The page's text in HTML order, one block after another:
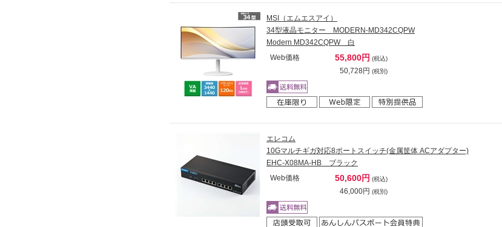
MSI（エムエスアイ）
34型液晶モニター MODERN-MD342CQPW
Modern MD342CQPW 白
Web価格
55,800円 (税込)
50,728円 (税別)
エレコム
10Gマルチギガ対応8ポートスイッチ(金属筐体 ACアダプター)
EHC-X08MA-HB ブラック
Web価格
50,600円 (税込)
46,000円 (税別)